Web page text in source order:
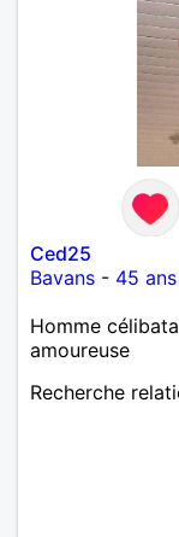
Ced25
Bavans - 45 ans
Homme
amoureuse
Recherche